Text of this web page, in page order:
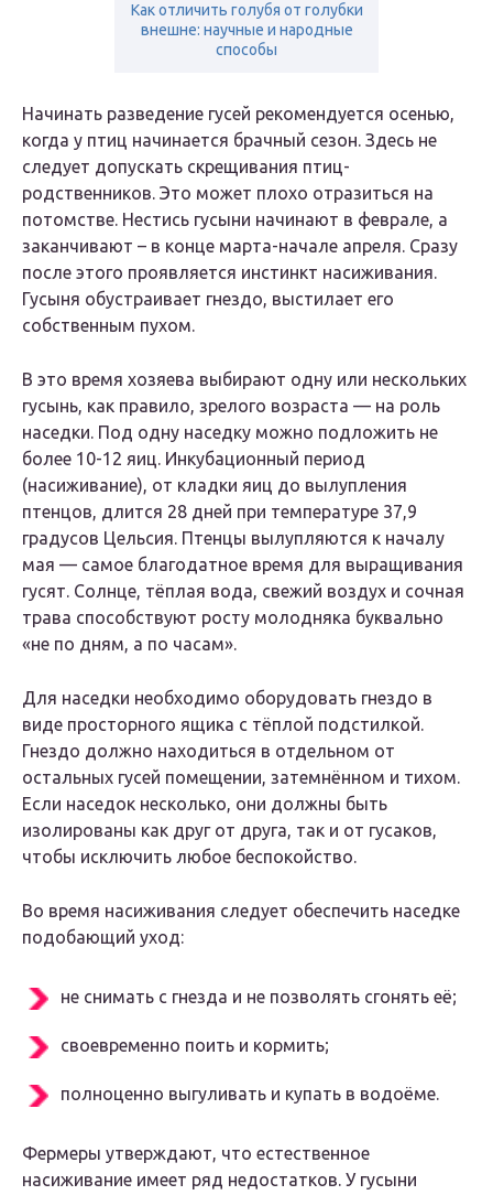
Как отличить голубя от голубки
внешне: научные и народные
способы
Начинать разведение гусей рекомендуется осенью,
когда у птиц начинается брачный сезон. Здесь не
следует допускать скрещивания птиц-
родственников. Это может плохо отразиться на
потомстве. Нестись гусыни начинают в феврале, а
заканчивают – в конце марта-начале апреля. Сразу
после этого проявляется инстинкт насиживания.
Гусыня обустраивает гнездо, выстилает его
собственным пухом.
В это время хозяева выбирают одну или нескольких
гусынь, как правило, зрелого возраста — на роль
наседки. Под одну наседку можно подложить не
более 10-12 яиц. Инкубационный период
(насиживание), от кладки яиц до вылупления
птенцов, длится 28 дней при температуре 37,9
градусов Цельсия. Птенцы вылупляются к началу
мая — самое благодатное время для выращивания
гусят. Солнце, тёплая вода, свежий воздух и сочная
трава способствуют росту молодняка буквально
«не по дням, а по часам».
Для наседки необходимо оборудовать гнездо в
виде просторного ящика с тёплой подстилкой.
Гнездо должно находиться в отдельном от
остальных гусей помещении, затемнённом и тихом.
Если наседок несколько, они должны быть
изолированы как друг от друга, так и от гусаков,
чтобы исключить любое беспокойство.
Во время насиживания следует обеспечить наседке
подобающий уход:
не снимать с гнезда и не позволять сгонять её;
своевременно поить и кормить;
полноценно выгуливать и купать в водоёме.
Фермеры утверждают, что естественное
насиживание имеет ряд недостатков. У гусыни